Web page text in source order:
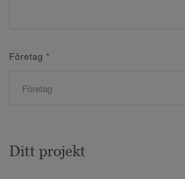
Företag *
Ditt projekt